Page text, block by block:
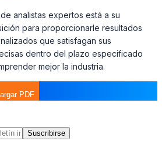
analistas expertos está a su
para proporcionarle resultados
que satisfagan sus
dentro del plazo especificado
mejor la industria.
PDF
Suscribirse